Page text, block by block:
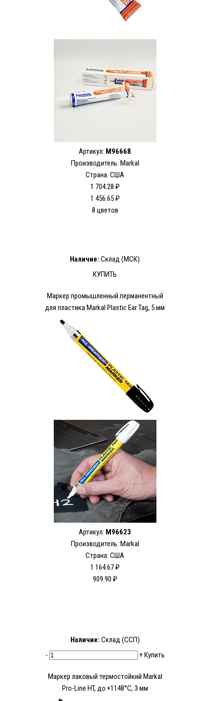
Артикул: M96668
Производитель: Markal
Страна: США
1 704.28 ₽
1 456.65 ₽
8 цветов
Наличие: Склад (МСК)
КУПИТЬ
Маркер промышленный перманентный
для пластика Markal Plastic Ear Tag, 5 мм
Артикул: M96623
Производитель: Markal
Страна: США
1 164.67 ₽
909.90 ₽
Наличие: Склад (ССП)
-
+Купить
Маркер лаковый термостойкий Markal
Pro-Line HT, до +1148°C, 3 мм